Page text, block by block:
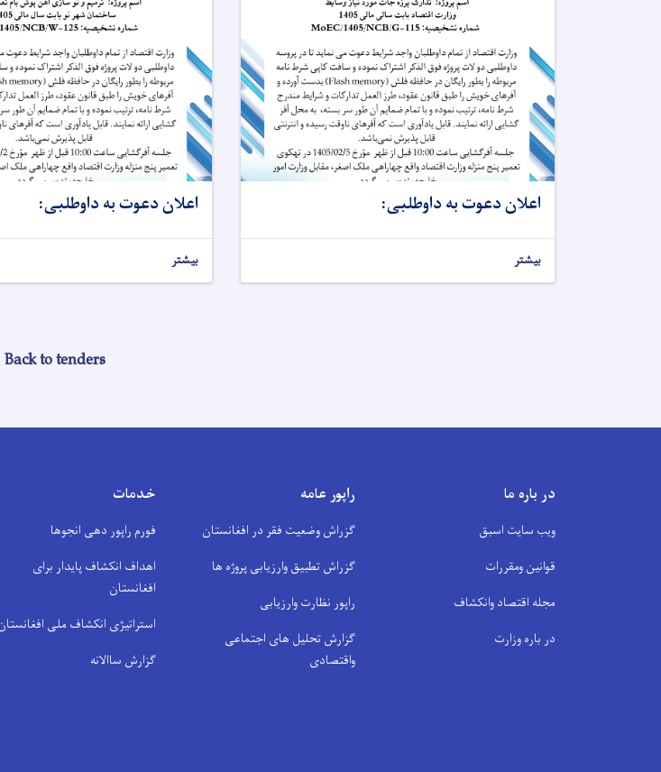
اعلان دعوت به داوطلبی:
بیشتر
اعلان دعوت به داوطلبی:
بیشتر
Back to tenders
در باره ما
ویب سایت اسبق
قوانین ومقررات
مجله اقتصاد وانکشاف
در باره وزارت
راپور عامه
گزراش وضعیت فقر در افغانستان
گزراش تطبیق وارزیابی پروژه ها
راپور نظارت وارزیابی
گزارش تحلیل های اجتماعی
واقتصادی
خدمات
فورم راپور دهی انجوها
اهداف انکشاف پایدار برای
افغانستان
استراتیژی انکشاف ملی
گزارش ساالانه